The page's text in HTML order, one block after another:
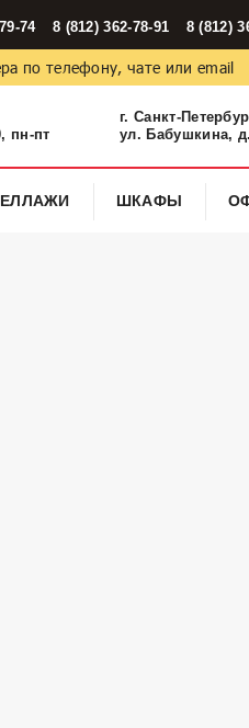
74 8 (812) 362-78-91 8 (812)
по телефону, чате или email
пн-пт
г. Санкт-
ул. Бабушкина,
ШКАФЫ